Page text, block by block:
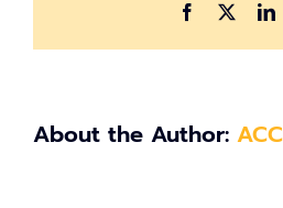
Facebook
About the Author: